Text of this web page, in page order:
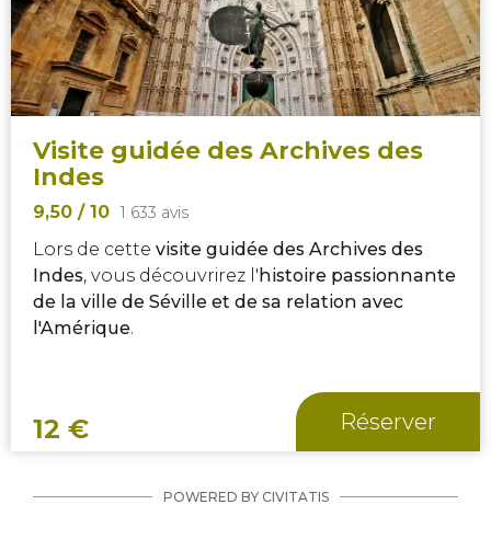
Visite guidée des Archives des
Indes
9,50 / 10 1 633 avis
Lors de cette visite guidée des Archives des
Indes, vous découvrirez l' histoire passionnante
de la ville de Séville et de sa relation avec
l'Amérique.
12 € Réserver
POWERED BY CIVITATIS